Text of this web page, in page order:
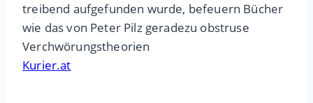
treibend aufgefunden wurde, befeuern Bücher
wie das von Peter Pilz geradezu obstruse
Verchwörungstheorien
Kurier.at